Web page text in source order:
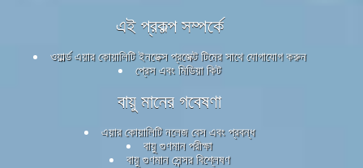
এই প্রকল্প সম্পর্কে
ওয়ার্ল্ড এয়ার কোয়ালিটি ইনডেক্স প্রজেক্ট টিমের সাথে যোগাযোগ করুন
প্রেস এবং মিডিয়া কিট
বায়ু মানের গবেষণা
এয়ার কোয়ালিটি নলেজ বেস এবং প্রবন্ধ
বায়ু গুণমান পরীক্ষা
বায়ু গুণমান সেন্সর বিশ্লেষণ